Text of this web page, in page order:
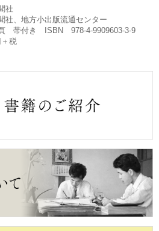
社
社、地方小出版流通センター
帯付き ISBN 978-4-9909603-3-9
税